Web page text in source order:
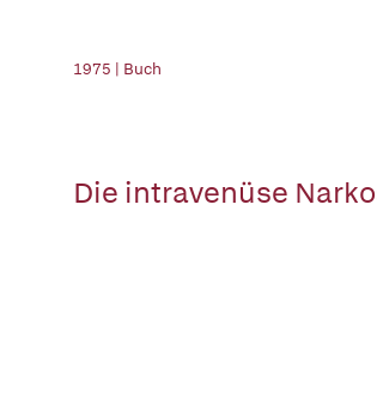
1975 | Buch
Die intravenüse